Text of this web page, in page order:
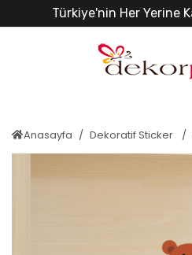
Türkiye'nin Her Yerine
Anasayfa Dekoratif Sticker